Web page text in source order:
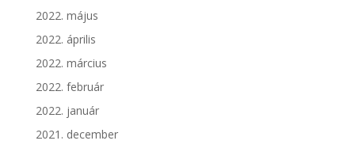
2022. május
2022. április
2022. március
2022. február
2022. január
2021. december